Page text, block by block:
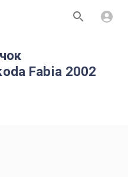
Fabia 2002